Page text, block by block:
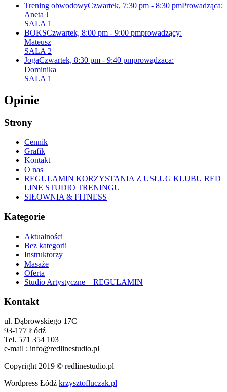
Trening obwodowyCzwartek, 7:30 pm - 8:30 pmProwadząca:
Aneta J
SALA 1
BOKSCzwartek, 8:00 pm - 9:00 pmprowadzący:
Mateusz
SALA 2
JogaCzwartek, 8:30 pm - 9:40 pmprowądzaca:
Dominika
SALA 1
Opinie
Strony
Cennik
Grafik
Kontakt
O nas
REGULAMIN KORZYSTANIA Z USŁUG KLUBU RED
LINE STUDIO TRENINGU
SIŁOWNIA & FITNESS
Kategorie
Aktualności
Bez kategorii
Instruktorzy
Masaże
Oferta
Studio Artystyczne – REGULAMIN
Kontakt
ul. Dąbrowskiego 17C
93-177 Łódź
Tel. 571 354 103
e-mail : info@redlinestudio.pl
Copyright 2019 © redlinestudio.pl
Wordpress Łódź krzysztofluczak.pl